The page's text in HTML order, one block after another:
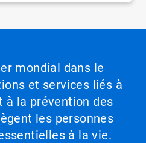
mondial dans le
et services liés à
à la prévention des
les personnes
à la vie.